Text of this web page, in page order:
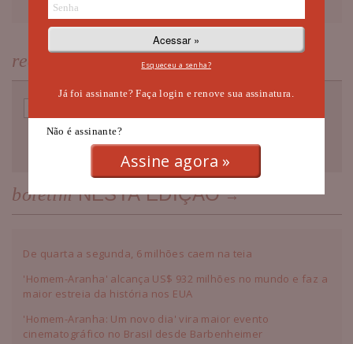
receba nossa NEWSLETTER
boletimNESTA EDIÇÃO
De quarta a segunda, 6 milhões caem na teia
'Homem-Aranha' alcança US$ 932 milhões no mundo e faz a
maior estreia da história nos EUA
'Homem-Aranha: Um novo dia' vira maior evento
cinematográfico no Brasil desde Barbenheimer
Esqueceu a senha?
Já foi assinante? Faça login e renove sua assinatura.
Não é assinante?
Assine agora »